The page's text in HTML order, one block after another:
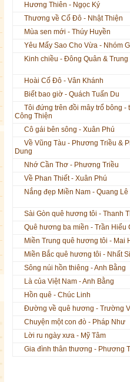
Hương Thiên - Ngọc Ký
Thương về Cố Đô - Nhật Thiện
Mùa sen mới - Thúy Huyền
Yêu Mấy Sao Cho Vừa - Nhóm
Kinh chiều - Đông Quân & Trung
Hoài Cố Đô - Vân Khánh
Biết bao giờ - Quách Tuấn Du
Tôi đứng trên đồi mây trổ bông -
Công Thiện
Cô gái bên sông - Xuân Phú
Về Vũng Tàu - Phương Triều &
Dung
Nhớ Cần Thơ - Phương Triều
Về Phan Thiết - Xuân Phú
Nắng đẹp Miền Nam - Quang Lê
Sài Gòn quê hương tôi - Thanh
Quê hương ba miền - Trần Hiểu
Miền Trung quê hương tôi - Mai
Miền Bắc quê hương tôi - Nhất
Sông núi hồn thiêng - Anh Bằng
Là của Việt Nam - Anh Bằng
Hồn quê - Chúc Linh
Đường về quê hương - Trường
Chuyện một con đò - Pháp Như
Lời ru ngày xưa - Mỹ Tâm
Gia đình thân thương - Phương